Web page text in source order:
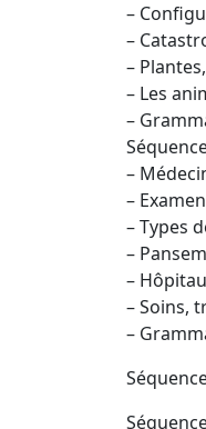
–
–
–
– Les
–
–
–
– Types
–
–
– Soins,
–